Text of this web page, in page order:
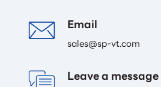
Email
sales@sp-vt.com
Leave a message